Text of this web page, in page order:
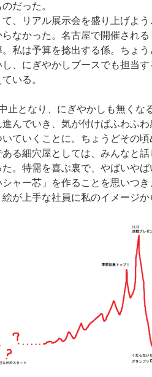
だった。
、リアル展示会を盛り上げよ
なかった。名古屋で開催され
私は予算を捻出する係。ちょ
、にぎやかしブースでも担当
いる。
止となり、にぎやかしも無くな
んでいき、気が付けばふわふ
ていくことに。ちょうどその
る細穴屋としては、みんなと
。特需を喜ぶ裏で、やばいやば
ャー芯」を作ることを思いつ
が上手な社員に私のイメージか